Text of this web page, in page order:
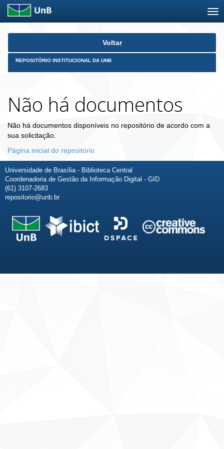
Skip
Voltar
REPOSITÓRIO INSTITUCIONAL DA UNB
Não há documentos
Não há documentos disponíveis no repositório de acordo com a
sua solicitação.
Página inicial do repositório
Universidade de Brasília - Biblioteca Central
Coordenadoria de Gestão da Informação Digital - GID
(61) 3107-2683
repositorio@unb.br